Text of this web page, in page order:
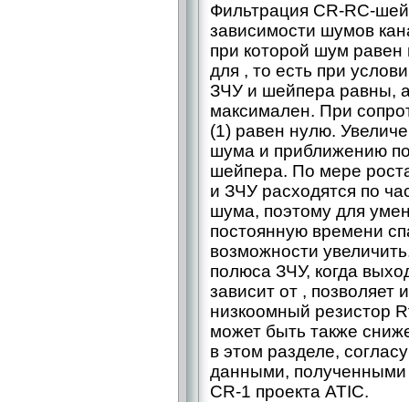
Фильтрация CR-
зависимости шумов
при которой шум
для , то есть при
ЗЧУ и шейпера равны,
максимален. При
(1) равен нулю.
шума и приближению
шейпера. По мере
и ЗЧУ расходятся по
шума, поэтому для
постоянную времени
возможности
полюса ЗЧУ, когда
зависит от , позволяет
низкоомный резистор
может быть также
в этом разделе,
данными,
CR‑1 проекта ATIC.